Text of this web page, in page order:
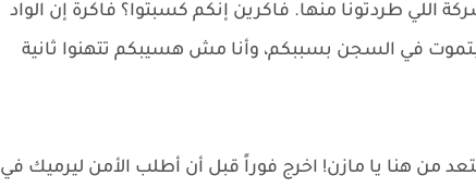
اللي طردتونا منها. فاكرين إنكم كسبتوا؟ فاكرة إن الواد
في السجن بسببكم، وأنا مش هسيبكم تتهنوا ثانية
هنا يا مازن! اخرج فوراً قبل أن أطلب الأمن ليرميك في